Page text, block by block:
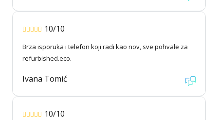
10/10
Brza isporuka i telefon koji radi kao nov, sve pohvale za
refurbished.eco.
Ivana Tomić
10/10